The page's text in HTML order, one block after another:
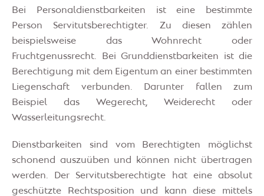
Bei Personaldienstbarkeiten ist eine bestimmte
Person Servitutsberechtigter. Zu diesen zählen
beispielsweise das Wohnrecht oder
Fruchtgenussrecht. Bei Grunddienstbarkeiten ist die
Berechtigung mit dem Eigentum an einer bestimmten
Liegenschaft verbunden. Darunter fallen zum
Beispiel das Wegerecht, Weiderecht oder
Wasserleitungsrecht.
Dienstbarkeiten sind vom Berechtigten möglichst
schonend auszuüben und können nicht übertragen
werden. Der Servitutsberechtigte hat eine absolut
geschützte Rechtsposition und kann diese mittels